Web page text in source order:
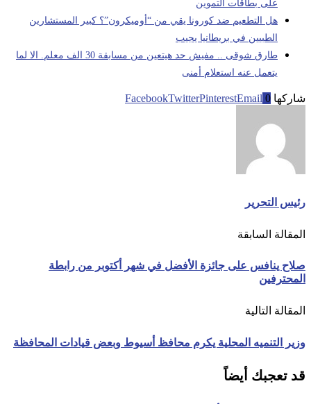
على بطاقات التموين
هل التطعيم ضد كورونا يقي من “أوميكرون”؟ كبير المستشارين
الطبيين في بريطانيا يجيب
طارق شوقى .. مفيش حد هيتعين من مسابقة 30 الف معلم. الا لما
يتعمل عنه استعلام أمنى
شاركها 0
FacebookTwitterPinterestEmail
رئيس التحرير
المقالة السابقة
صلاح ينافس على جائزة الأفضل في شهر أكتوبر من رابطة
المحترفين
المقالة التالية
وزير التنميه المحلية يكرم محافظ أسيوط وبعض قيادات المحافظة
قد تعجبك أيضاً